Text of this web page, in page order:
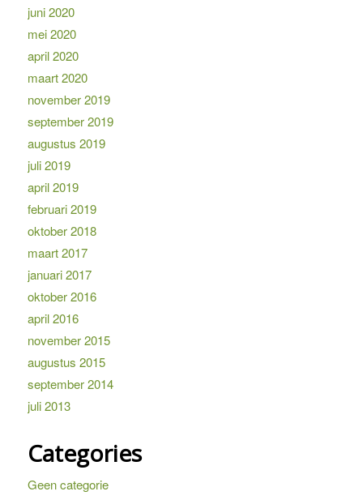
juni 2020
mei 2020
april 2020
maart 2020
november 2019
september 2019
augustus 2019
juli 2019
april 2019
februari 2019
oktober 2018
maart 2017
januari 2017
oktober 2016
april 2016
november 2015
augustus 2015
september 2014
juli 2013
Categories
Geen categorie